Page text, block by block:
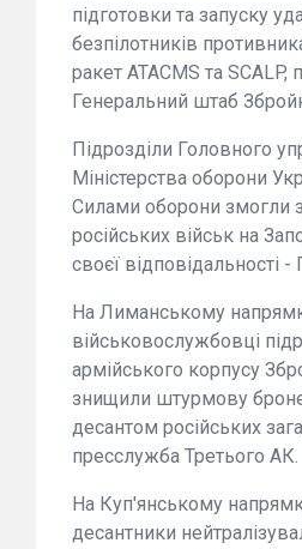
підготовки та запуску
безпілотників
ракет ATACMS та SCALP,
Генеральний штаб
Підрозділи Головного
Міністерства оборони
Силами оборони змогли
російських військ на
своєї відповідальності -
На Лиманському
військовослужбовці
армійського корпусу
знищили штурмову
десантом російських
пресслужба Третього АК.
На Куп'янському
десантники